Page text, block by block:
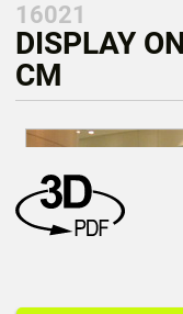
16021
DISPLAY
CM